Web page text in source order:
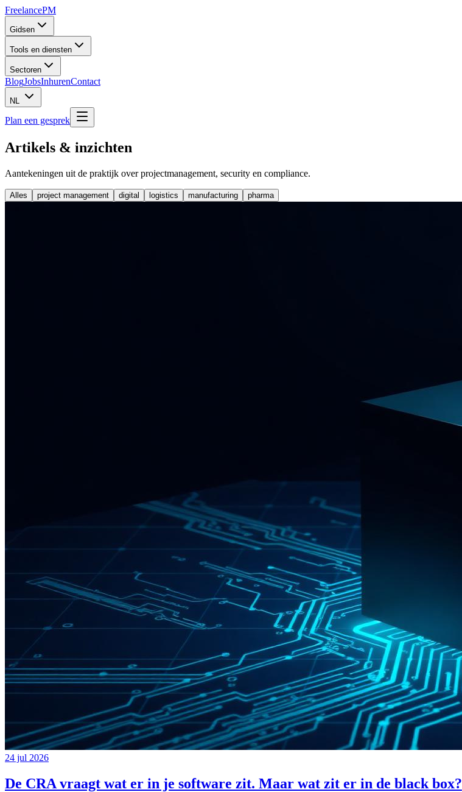
FreelancePM
Gidsen
Tools en diensten
Sectoren
BlogJobsInhurenContact
NL
Plan een gesprek
Artikels & inzichten
Aantekeningen uit de praktijk over projectmanagement, security en compliance.
Alles project management digital logistics manufacturing pharma
24 jul 2026
De CRA vraagt wat er in je software zit. Maar wat zit er in de black box?